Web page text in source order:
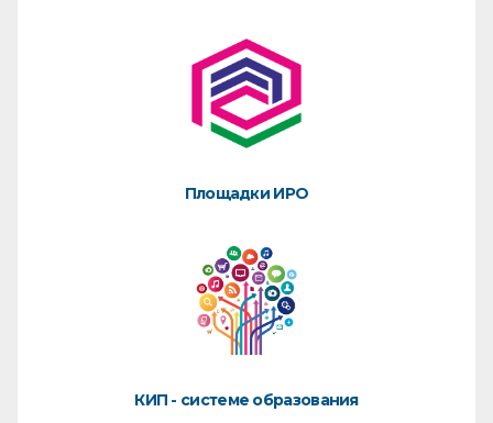
Площадки ИРО
КИП - системе образования